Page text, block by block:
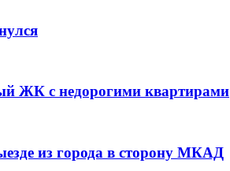
ЖК с недорогими квартирами
из города в сторону МКАД